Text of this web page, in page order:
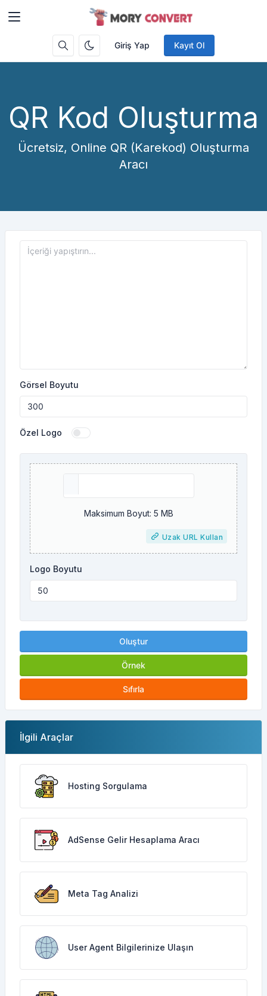
Giriş Yap Kayıt Ol
QR Kod Oluşturma
Ücretsiz, Online QR (Karekod) Oluşturma
Aracı
Görsel Boyutu
Özel Logo
Maksimum Boyut: 5 MB
Uzak URL Kullan
Logo Boyutu
Oluştur
Örnek
Sıfırla
İlgili Araçlar
Hosting Sorgulama
AdSense Gelir Hesaplama Aracı
Meta Tag Analizi
User Agent Bilgilerinize Ulaşın